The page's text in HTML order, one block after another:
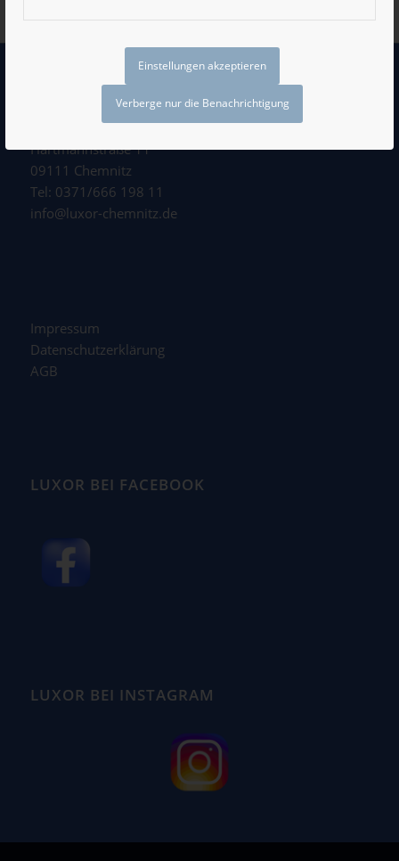
Einstellungen akzeptieren
Verberge nur die Benachrichtigung
LUXOR GmbH
Kongress- und Veranstaltungszentrum
Hartmannstraße 11
09111 Chemnitz
Tel: 0371/666 198 11
info@luxor-chemnitz.de
Impressum
Datenschutzerklärung
AGB
LUXOR BEI FACEBOOK
LUXOR BEI INSTAGRAM